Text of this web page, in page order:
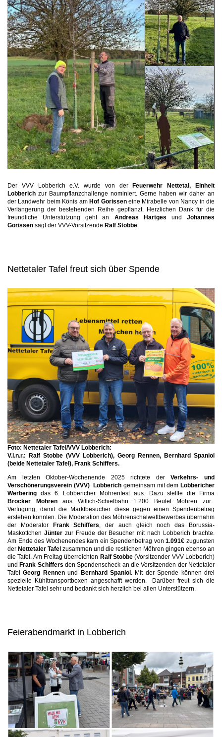
Der VVV Lobberich e.V. wurde von der
Feuerwehr Nettetal, Einheit
Lobberich zur Baumpflanzchallenge nominiert. Gerne haben wir daher an
der Landwehr beim Könis am Hof Gorisseneine Mirabelle von Nancy in die
Verlängerung der bestehenden Reihe gepflanzt. Herzlichen Dank für die
freundliche Unterstützung geht an Andreas Hartges undJohannes
Gorissen sagt der VVV-Vorsitzende Ralf Stobbe
Nettetaler Tafel freut sich über Spende
Foto: Nettetaler Tafel/VVV Lobberich:
V.l.n.r.: Ralf Stobbe (VVV Lobberich), Georg Rennen, Bernhard Spaniol
(beide Nettetaler Tafel), Frank Schiffers.
Am letzten Oktober-Wochenende 2025 richtete derVerkehrs- und
Verschönerungsverein (VVV) Lobberich gemeinsam mit demLobbericher
Werbering das 6. Lobbericher Möhrenfest aus. Dazu stellte die Firma
Brocker Möhrenaus Willich-Schiefbahn 1.200 Beutel Möhren zur
Verfügung, damit die Marktbesucher diese gegen einen Spendenbetrag
erstehen konnten. Die Moderation des Möhrenschälwettbewerbes übernahm
der Moderator Frank Schiffers
, der auch gleich noch das Borussia-
Maskottchen Jünterzur Freude der Besucher mit nach Lobberich brachte.
Am Ende des Wochenendes kam ein Spendenbetrag von1.091€ zugunsten
der Nettetaler Tafel zusammen und die restlichen Möhren gingen ebenso an
die Tafel. Am Freitag überreichten Ralf Stobbe (Vorsitzender VVV Lobberich)
undFrank Schiffers den Spendenscheck an die Vorsitzenden der Nettetaler
TafelGeorg Rennenund Bernhard Spaniol . Mit der Spende können drei
spezielle Kühltransportboxen angeschafft werden. Darüber freut sich die
Nettetaler Tafel sehr und bedankt sich herzlich bei allen Unterstützern.
Feierabendmarkt in Lobberich